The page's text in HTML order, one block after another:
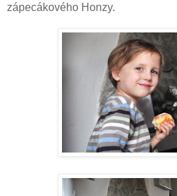
zápecákového Honzy.